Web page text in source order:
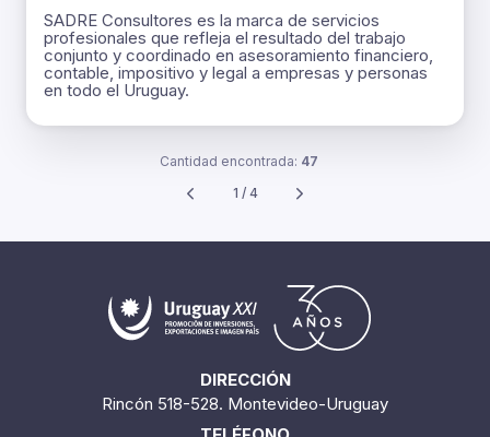
SADRE Consultores es la marca de servicios
profesionales que refleja el resultado del trabajo
conjunto y coordinado en asesoramiento financiero,
contable, impositivo y legal a empresas y personas
en todo el Uruguay.
Cantidad encontrada: 47
1 / 4
DIRECCIÓN
Rincón 518-528. Montevideo-Uruguay